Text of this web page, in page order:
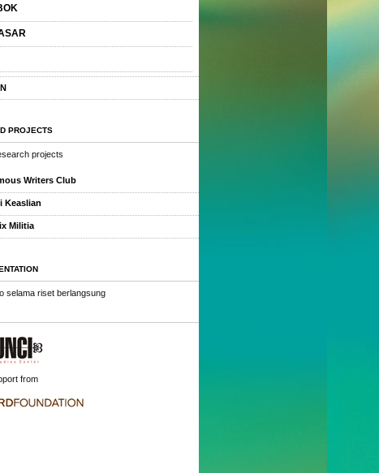
PROJECTS
projects
Writers Club
Keaslian
Militia
selama riset berlangsung
from